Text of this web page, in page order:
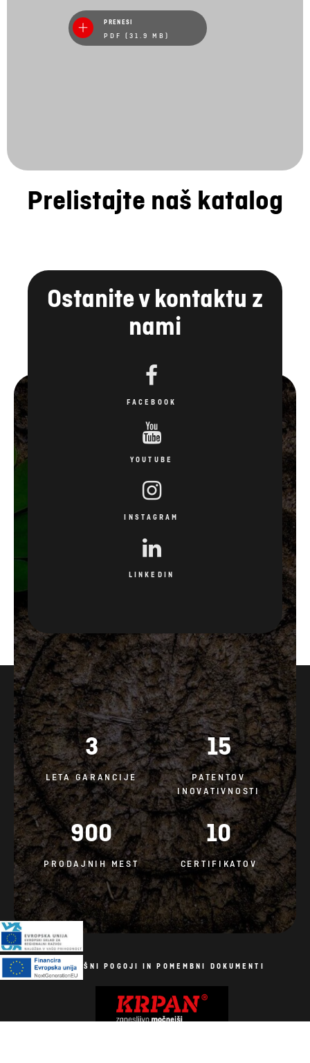
PRENESI
PDF (31.9 MB)
Prelistajte naš katalog
Ostanite v kontaktu z
nami
FACEBOOK
YOUTUBE
INSTAGRAM
LINKEDIN
3
LETA GARANCIJE
15
PATENTOV
INOVATIVNOSTI
900
PRODAJNIH MEST
10
CERTIFIKATOV
SPLOŠNI POGOJI IN POMEMBNI DOKUMENTI